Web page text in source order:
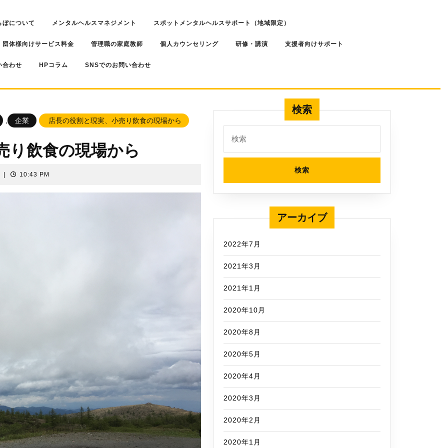
ぼについて メンタルヘルスマネジメント スポットメンタルヘルスサポート（地域限定）
団体様向けサービス料金 管理職の家庭教師 個人カウンセリング 研修・講演 支援者向けサポート
合わせ HPコラム SNSでのお問い合わせ
企業 店長の役割と現実、小売り飲食の現場から
り飲食の現場から
10:43 PM
検索
索:
アーカイブ
2022年7月
2021年3月
2021年1月
2020年10月
2020年8月
2020年5月
2020年4月
2020年3月
2020年2月
2020年1月